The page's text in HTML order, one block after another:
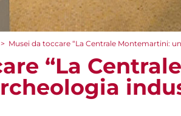
> Musei da toccare “La Centrale Montemartini:
“La